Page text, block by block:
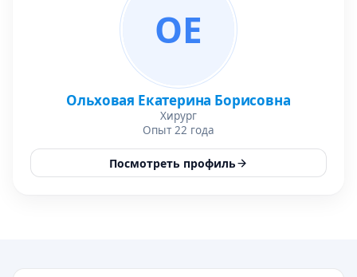
ОЕ
Ольховая Екатерина Борисовна
Хирург
Опыт 22 года
Посмотреть профиль